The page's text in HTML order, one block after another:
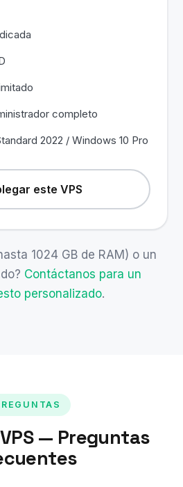
completo
2022 / Windows 10 Pro
este VPS
1024 GB de RAM) o un
Contáctanos para un
personalizado.
— Preguntas